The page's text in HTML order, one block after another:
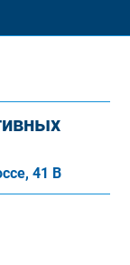
41 В